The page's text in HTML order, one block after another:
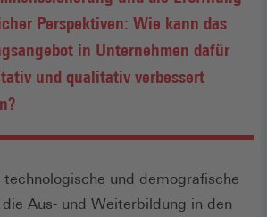
Perspektiven: Wie kann das
in Unternehmen dafür
und qualitativ verbessert
und demografische
Aus- und Weiterbildung in den